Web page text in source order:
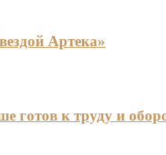
Артека»
готов к труду и